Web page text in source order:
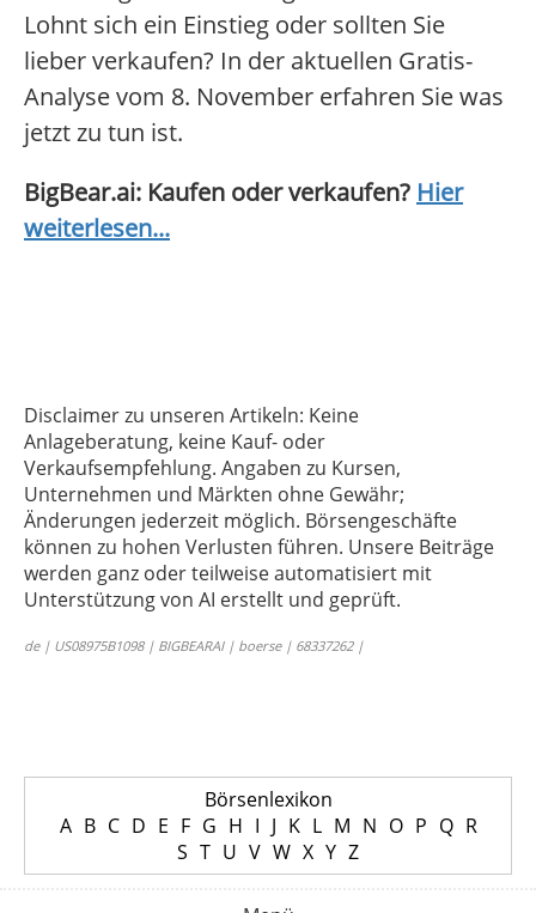
Lohnt sich ein Einstieg oder sollten Sie
lieber verkaufen? In der aktuellen Gratis-
Analyse vom 8. November erfahren Sie was
jetzt zu tun ist.
BigBear.ai: Kaufen oder verkaufen? Hier
weiterlesen...
Disclaimer zu unseren Artikeln: Keine
Anlageberatung, keine Kauf- oder
Verkaufsempfehlung. Angaben zu Kursen,
Unternehmen und Märkten ohne Gewähr;
Änderungen jederzeit möglich. Börsengeschäfte
können zu hohen Verlusten führen. Unsere Beiträge
werden ganz oder teilweise automatisiert mit
Unterstützung von AI erstellt und geprüft.
de | US08975B1098 | BIGBEARAI | boerse | 68337262 |
Börsenlexikon
A B C D E F G H I J K L M N O P Q R
S T U V W X Y Z